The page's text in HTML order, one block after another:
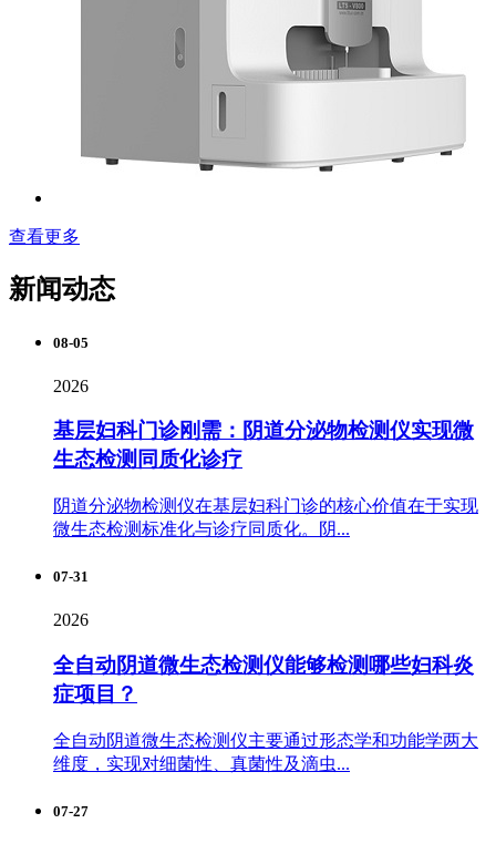
查看更多
新闻动态
08-05
2026
基层妇科门诊刚需：阴道分泌物检测仪实现微
生态检测同质化诊疗
阴道分泌物检测仪在基层妇科门诊的核心价值在于实现
微生态检测标准化与诊疗同质化。阴...
07-31
2026
全自动阴道微生态检测仪能够检测哪些妇科炎
症项目？
全自动阴道微生态检测仪主要通过形态学和功能学两大
维度，实现对细菌性、真菌性及滴虫...
07-27